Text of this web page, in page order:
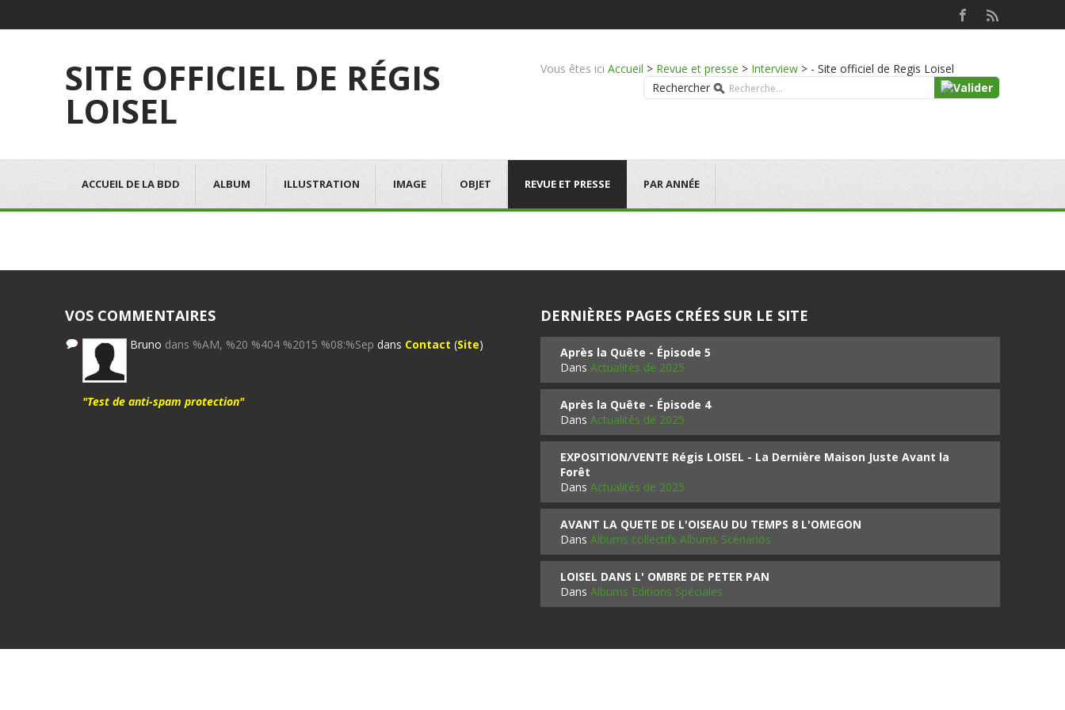
SITE OFFICIEL DE RÉGIS
LOISEL
Vous êtes ici Accueil > Revue et presse > Interview > - Site officiel de Regis Loisel
Rechercher
ACCUEIL DE LA BDD ALBUM ILLUSTRATION IMAGE OBJET REVUE ET PRESSE PAR ANNÉE
VOS COMMENTAIRES
Bruno dans %AM, %20 %404 %2015 %08:%Sep dans Contact (Site)
"Test de anti-spam protection"
DERNIÈRES PAGES CRÉES SUR LE SITE
Après la Quête - Épisode 5
Dans Actualités de 2025
Après la Quête - Épisode 4
Dans Actualités de 2025
EXPOSITION/VENTE Régis LOISEL - La Dernière Maison Juste Avant la
Forêt
Dans Actualités de 2025
AVANT LA QUETE DE L'OISEAU DU TEMPS 8 L'OMEGON
Dans Albums collectifs Albums Scénarios
LOISEL DANS L' OMBRE DE PETER PAN
Dans Albums Editions Spéciales